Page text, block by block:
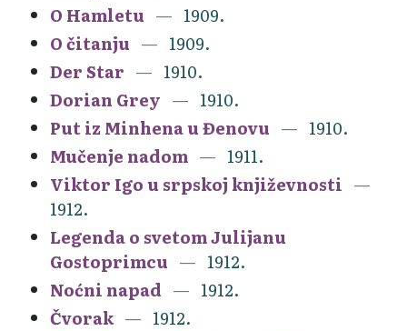
O Hamletu
1909.
O čitanju
1909.
Der Star
1910.
Dorian Grey
1910.
Put iz Minhena u Đenovu
1910.
Mučenje nadom
1911.
Viktor Igo u srpskoj književnosti
1912.
Legenda o svetom Julijanu
Gostoprimcu
1912.
Noćni napad
1912.
Čvorak
1912.